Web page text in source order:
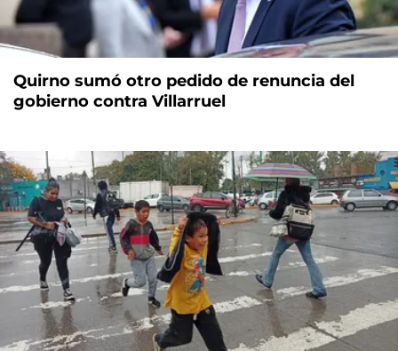
Quirno sumó otro pedido de renuncia del
gobierno contra Villarruel